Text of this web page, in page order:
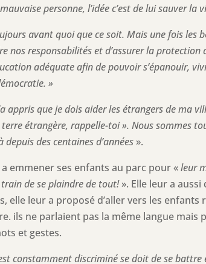
personne, l’idée c’est de lui sauver la
avant quoi que ce soit. Mais une fois les
nos responsabilités et d’assurer la protection
adéquate afin de pouvoir s’épanouir,
»
appris que je dois aider les étrangers de ma
étrangère, rappelle-toi ». Nous sommes
depuis des centaines d’années ».
emmener ses enfants au parc pour «leur
de se plaindre de tout!». Elle leur a
elle leur a proposé d’aller vers les
ils ne parlaient pas la même langue
et gestes.
constamment discriminé se doit de se